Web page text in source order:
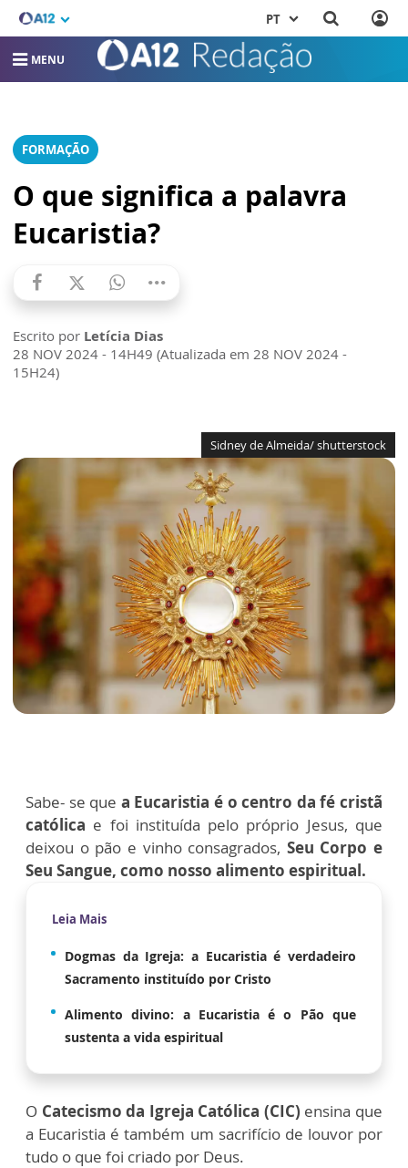
PT
MENU
FORMAÇÃO
O que significa a palavra
Eucaristia?
Escrito por Letícia Dias
28 NOV 2024 - 14H49 (Atualizada em 28 NOV 2024 -
15H24)
Sidney de Almeida/ shutterstock
Sabe- se que a Eucaristia é o centro da fé cristã
católica e foi instituída pelo próprio Jesus, que
deixou o pão e vinho consagrados, Seu Corpo e
Seu Sangue, como nosso alimento espiritual.
Leia Mais
Dogmas da Igreja: a Eucaristia é verdadeiro
Sacramento instituído por Cristo
Alimento divino: a Eucaristia é o Pão que
sustenta a vida espiritual
O Catecismo da Igreja Católica (CIC) ensina que
a Eucaristia é também um sacrifício de louvor por
tudo o que foi criado por Deus.